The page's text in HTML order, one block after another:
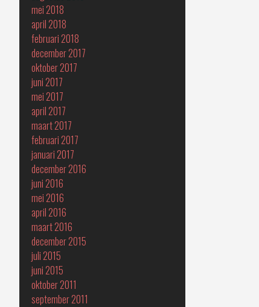
mei 2018
april 2018
februari 2018
december 2017
oktober 2017
juni 2017
mei 2017
april 2017
maart 2017
februari 2017
januari 2017
december 2016
juni 2016
mei 2016
april 2016
maart 2016
december 2015
juli 2015
juni 2015
oktober 2011
september 2011